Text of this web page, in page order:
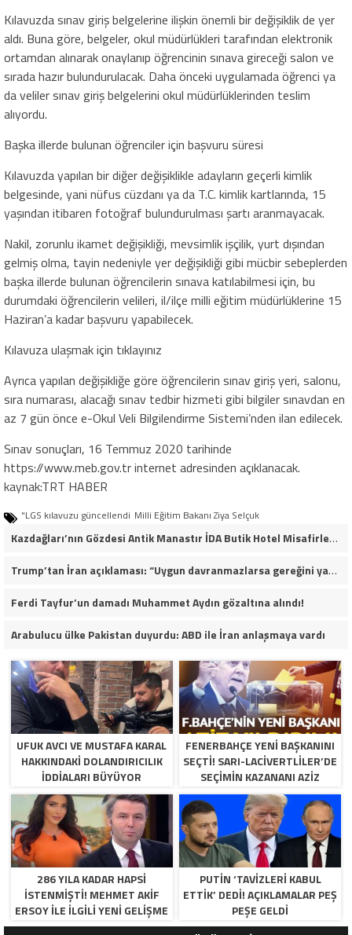
Kılavuzda sınav giriş belgelerine ilişkin önemli bir değişiklik de yer
aldı. Buna göre, belgeler, okul müdürlükleri tarafından elektronik
ortamdan alınarak onaylanıp öğrencinin sınava gireceği salon ve
sırada hazır bulundurulacak. Daha önceki uygulamada öğrenci ya
da veliler sınav giriş belgelerini okul müdürlüklerinden teslim
alıyordu.
Başka illerde bulunan öğrenciler için başvuru süresi
Kılavuzda yapılan bir diğer değişiklikle adayların geçerli kimlik
belgesinde, yani nüfus cüzdanı ya da T.C. kimlik kartlarında, 15
yaşından itibaren fotoğraf bulundurulması şartı aranmayacak.
Nakil, zorunlu ikamet değişikliği, mevsimlik işçilik, yurt dışından
gelmiş olma, tayin nedeniyle yer değişikliği gibi mücbir sebeplerden
başka illerde bulunan öğrencilerin sınava katılabilmesi için, bu
durumdaki öğrencilerin velileri, il/ilçe milli eğitim müdürlüklerine 15
Haziran’a kadar başvuru yapabilecek.
Kılavuza ulaşmak için tıklayınız
Ayrıca yapılan değişikliğe göre öğrencilerin sınav giriş yeri, salonu,
sıra numarası, alacağı sınav tedbir hizmeti gibi bilgiler sınavdan en
az 7 gün önce e-Okul Veli Bilgilendirme Sistemi’nden ilan edilecek.
Sınav sonuçları, 16 Temmuz 2020 tarihinde
https://www.meb.gov.tr internet adresinden açıklanacak.
kaynak:TRT HABER
"LGS kılavuzu güncellendi Milli Eğitim Bakanı Ziya Selçuk
Kazdağları’nın Gözdesi Antik Manastır İDA Butik Hotel Misafirlerinden Tam Not Alıyor
Trump’tan İran açıklaması: “Uygun davranmazlarsa gereğini yaparım”
Ferdi Tayfur’un damadı Muhammet Aydın gözaltına alındı!
Arabulucu ülke Pakistan duyurdu: ABD ile İran anlaşmaya vardı
UFUK AVCI VE MUSTAFA KARAL
HAKKINDAKI DOLANDIRICILIK
İDDIALARI BÜYÜYOR
FENERBAHÇE YENI BAŞKANINI
SEÇTI! SARI-LACIVERTLILER’DE
SEÇIMIN KAZANANI AZIZ
YILDIRIM OLDU
286 YILA KADAR HAPSI
ISTENMIŞTI! MEHMET AKIF
ERSOY ILE ILGILI YENI GELIŞME
PUTIN ‘TAVIZLERI KABUL
ETTIK’ DEDI! AÇIKLAMALAR PEŞ
PEŞE GELDI